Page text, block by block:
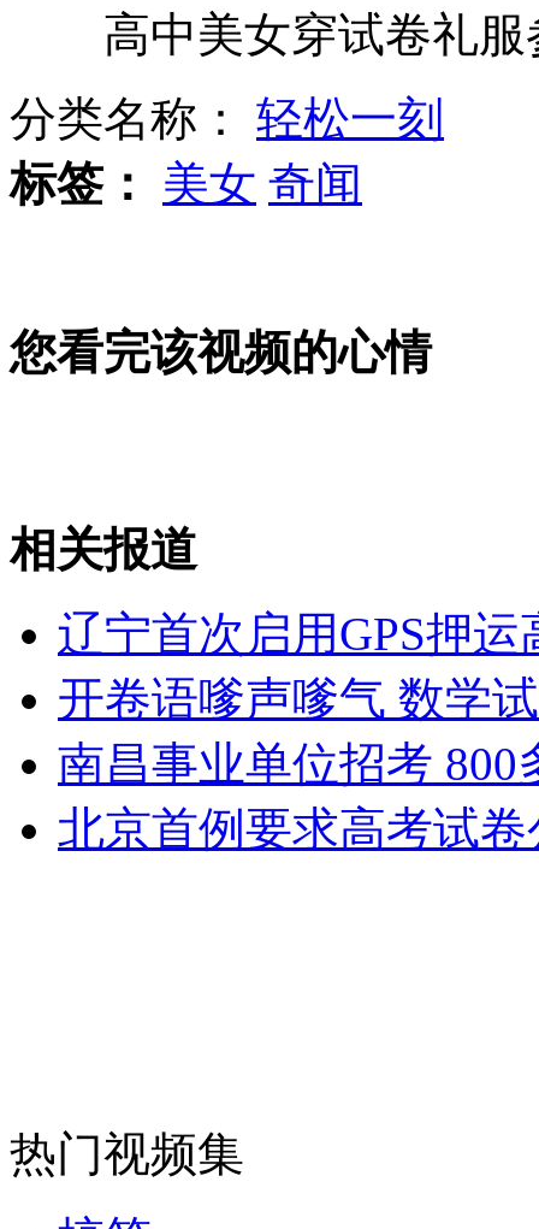
遭遇抢劫 华人老板显“功夫”
郭德纲暗讽周立波技不如人
王菲李亚鹏为女费尽心机
山西运城恶犬咬伤多人 警民合力深夜将其击毙
女孩北京地铁殴打老人 痛下狠手拳打脚踢
无痛分娩是否安全 医生回应
高中美女穿试卷礼服
分类名称： 轻松一刻
标签：
美女 奇闻
您看完该视频的心情
相关报道
辽宁首次启用GPS押运
开卷语嗲声嗲气 数学
南昌事业单位招考 800
北京首例要求高考试
热门视频集